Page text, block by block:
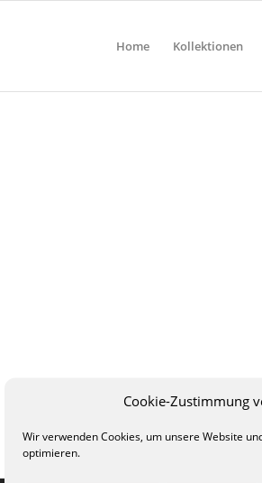
Cookie-Zustimmung
Wir verwenden Cookies, um unsere Website
optimieren.
Home Kollektionen